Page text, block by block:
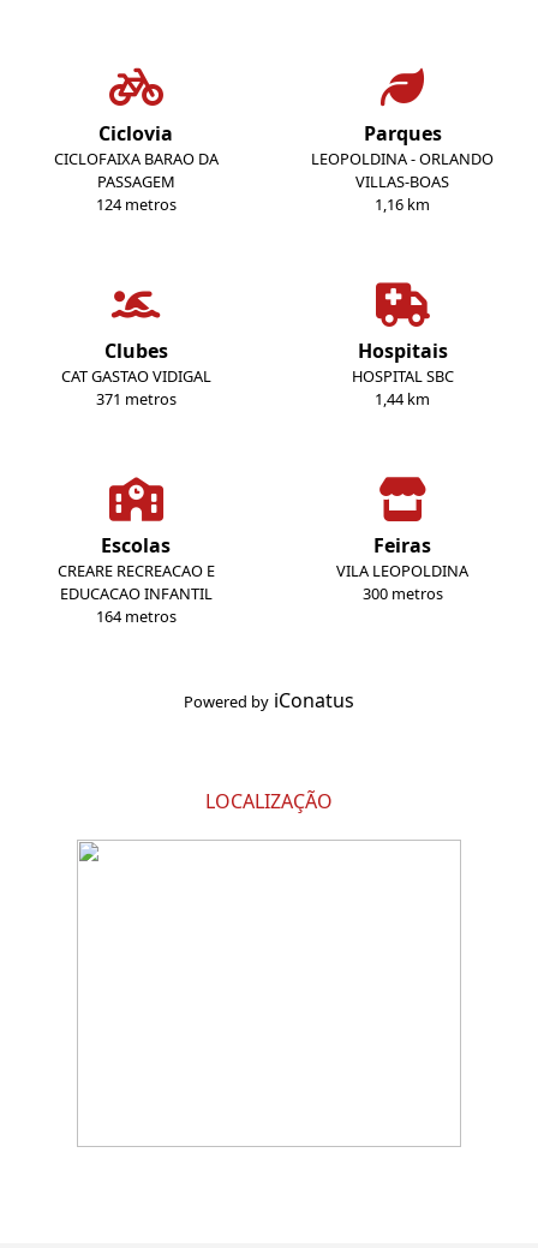
Ciclovia
CICLOFAIXA BARAO DA
PASSAGEM
124 metros
Parques
LEOPOLDINA - ORLANDO
VILLAS-BOAS
1,16 km
Clubes
CAT GASTAO VIDIGAL
371 metros
Hospitais
HOSPITAL SBC
1,44 km
Escolas
CREARE RECREACAO E
EDUCACAO INFANTIL
164 metros
Feiras
VILA LEOPOLDINA
300 metros
Powered by iConatus
LOCALIZAÇÃO